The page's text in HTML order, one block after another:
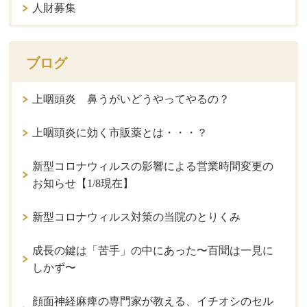
人財募集
ブログ
上咽頭炎 鼻うがいどうやってやるの？
上咽頭炎に効く市販薬とは・・・？
新型コロナウィルスの影響による営業時間変更の
お知らせ【1/8現在】
新型コロナウィルス対策の当院のとりくみ
成長の鍵は「苦手」の中にあった〜百聞は一見に
しかず〜
顔面神経麻痺の専門家が教える、イチオシのセル